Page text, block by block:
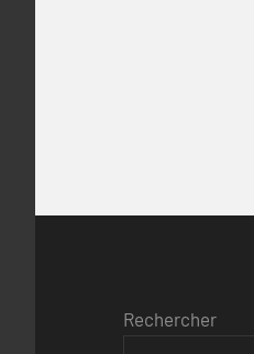
Rechercher